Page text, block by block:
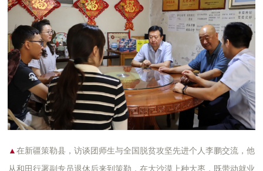
▲ 在新疆策勒县， 访谈团师生与全国脱贫攻坚先进个人李鹏交流，他
从和田行署副专员退休后来到策勒，在大沙漠上种大枣，既带动就业